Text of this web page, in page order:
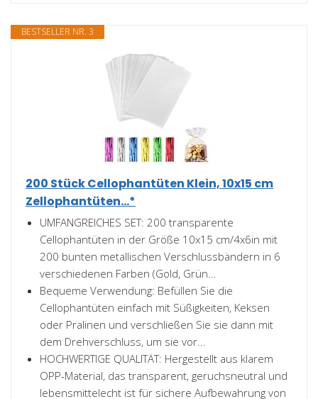
BESTSELLER NR. 3
200 Stück Cellophantüten Klein, 10x15 cm
Zellophantüten...*
UMFANGREICHES SET: 200 transparente
Cellophantüten in der Größe 10x15 cm/4x6in mit
200 bunten metallischen Verschlussbändern in 6
verschiedenen Farben (Gold, Grün...
Bequeme Verwendung: Befüllen Sie die
Cellophantüten einfach mit Süßigkeiten, Keksen
oder Pralinen und verschließen Sie sie dann mit
dem Drehverschluss, um sie vor...
HOCHWERTIGE QUALITÄT: Hergestellt aus klarem
OPP-Material, das transparent, geruchsneutral und
lebensmittelecht ist für sichere Aufbewahrung von